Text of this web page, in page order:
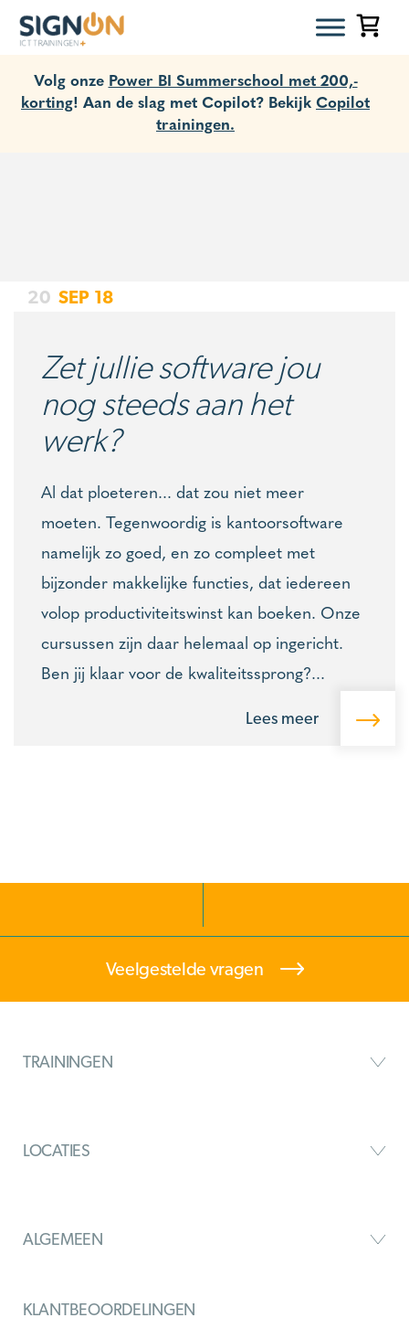
Volg onze Power BI Summerschool met 200,-
korting! Aan de slag met Copilot? Bekijk Copilot
trainingen.
20 SEP 18
Zet jullie software jou
nog steeds aan het
werk?
Al dat ploeteren... dat zou niet meer
moeten. Tegenwoordig is kantoorsoftware
namelijk zo goed, en zo compleet met
bijzonder makkelijke functies, dat iedereen
volop productiviteitswinst kan boeken. Onze
cursussen zijn daar helemaal op ingericht.
Ben jij klaar voor de kwaliteitssprong?...
Lees meer
Veelgestelde vragen
TRAININGEN
LOCATIES
ALGEMEEN
KLANTBEOORDELINGEN